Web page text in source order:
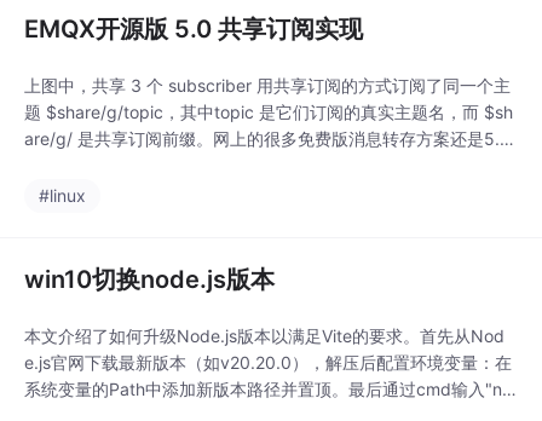
EMQX开源版 5.0 共享订阅实现
上图中，共享 3 个 subscriber 用共享订阅的方式订阅了同一个主
题 $share/g/topic，其中topic 是它们订阅的真实主题名，而 $sh
are/g/ 是共享订阅前缀。网上的很多免费版消息转存方案还是5.0
端订阅同一个主题消息的机制，可以方便的来实现数据持久化。当
#linux
win10切换node.js版本
本文介绍了如何升级Node.js版本以满足Vite的要求。首先从Nod
e.js官网下载最新版本（如v20.20.0），解压后配置环境变量：在
系统变量的Path中添加新版本路径并置顶。最后通过cmd输入"no